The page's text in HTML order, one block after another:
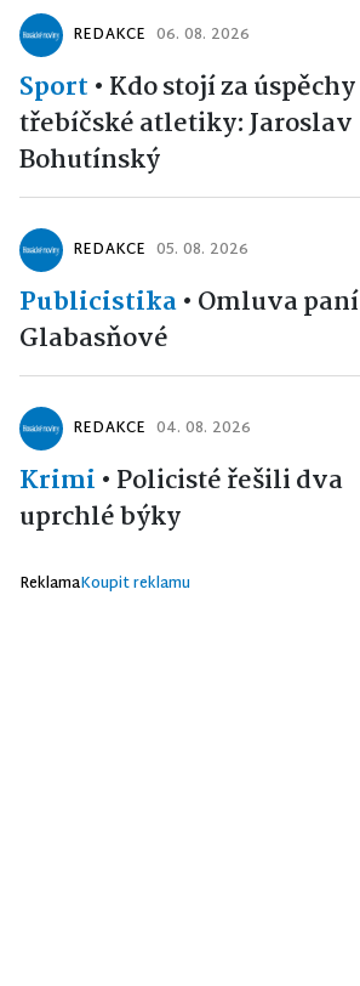
REDAKCE 06. 08. 2026
Sport • Kdo stojí za úspěchy
třebíčské atletiky: Jaroslav
Bohutínský
REDAKCE 05. 08. 2026
Publicistika• Omluva paní
Glabasňové
REDAKCE 04. 08. 2026
Krimi • Policisté řešili dva
uprchlé býky
ReklamaKoupit reklamu